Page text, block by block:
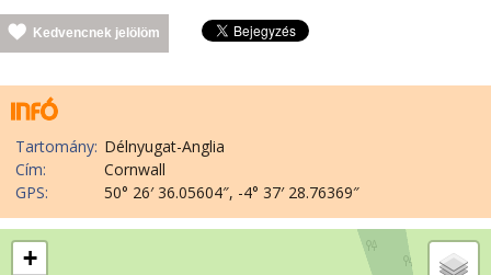
Kedvencnek jelölöm
Tartomány: Délnyugat-Anglia
Cím:
Cornwall
GPS:
50° 26′ 36.05604″, -4° 37′ 28.76369″
+